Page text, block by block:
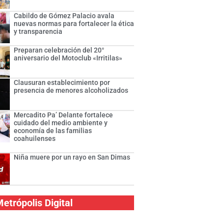
Cabildo de Gómez Palacio avala
nuevas normas para fortalecer la ética
y transparencia
Preparan celebración del 20°
aniversario del Motoclub «Irritilas»
Clausuran establecimiento por
presencia de menores alcoholizados
Mercadito Pa’ Delante fortalece
cuidado del medio ambiente y
economía de las familias
coahuilenses
Niña muere por un rayo en San Dimas
Digital